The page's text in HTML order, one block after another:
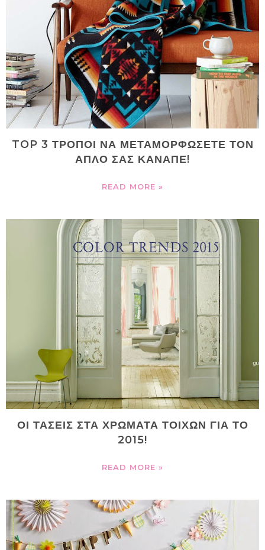
TOP 3 ΤΡΟΠΟΙ ΝΑ ΜΕΤΑΜΟΡΦΩΣΕΤΕ ΤΟΝ
ΑΠΛΟ ΣΑΣ ΚΑΝΑΠΕ!
READ MORE »
ΟΙ ΤΑΣΕΙΣ ΣΤΑ ΧΡΩΜΑΤΑ ΤΟΙΧΩΝ ΓΙΑ ΤΟ
2015!
READ MORE »